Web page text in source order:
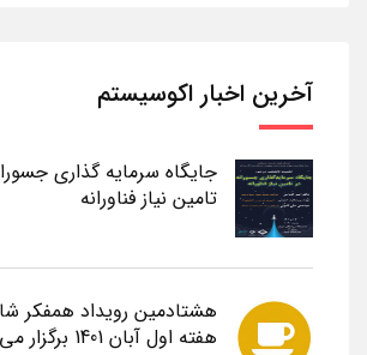
آخرین اخبار اکوسیستم
جایگاه سرمایه گذاری
تامین نیاز فناورانه
هشتادمین رویداد همفکر
هفته اول آبان 1401 برگزار می شود